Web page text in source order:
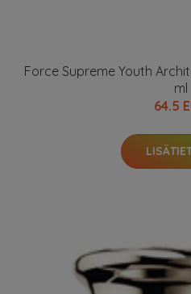
Force Supreme Youth
ml
64.5